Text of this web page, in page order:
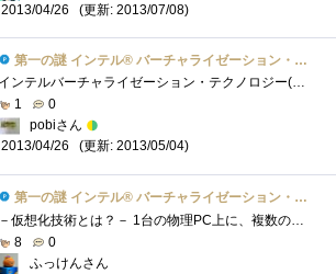
2013/04/26
(更新: 2013/07/08)
第一の謎 インテル® バーチャライゼーション・テクノロジーとは？
インテルバーチャライゼーション・テクノロジー(以下VT)とは仮想化支援機能のことである。そもそも仮想化とは何かというとコンピュータ資源（C...
1
0
pobiさん
2013/04/26
(更新: 2013/05/04)
第一の謎 インテル® バーチャライゼーション・テクノロジーとは？
－仮想化技術とは？－ 1台の物理PC上に、複数の仮想的なPC（仮想マシン）をソフト的に構築する技術であり、サーバー等を中心に導入が進んでい�...
8
0
ふっけんさん